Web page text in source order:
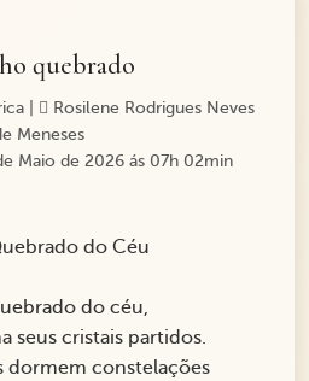
quebrado
Rosilene Rodrigues Neves
Meneses
Maio de 2026 ás 07h 02min
do Céu
do céu,
seus cristais partidos.
dormem constelações